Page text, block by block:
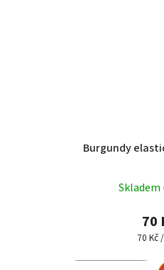
Burgundy
Skladem
70
Měrná
70 Kč